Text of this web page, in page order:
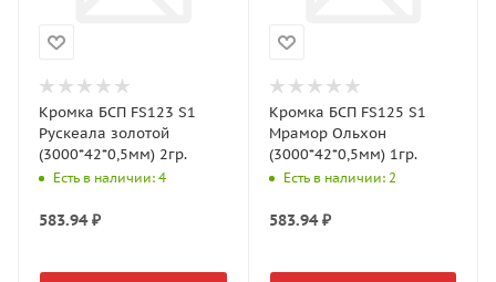
Кромка БСП FS123 S1
Рускеала золотой
(3000*42*0,5мм) 2гр.
Есть в наличии: 4
583.94₽
Кромка БСП FS125 S1
Мрамор Ольхон
(3000*42*0,5мм) 1гр.
Есть в наличии: 2
583.94₽